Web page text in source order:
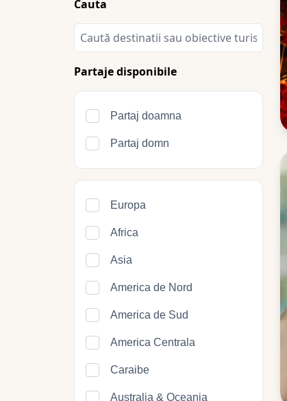
Cauta
Partaje disponibile
Partaj doamna
Partaj domn
Europa
Africa
Asia
America de Nord
America de Sud
America Centrala
Caraibe
Australia & Oceania